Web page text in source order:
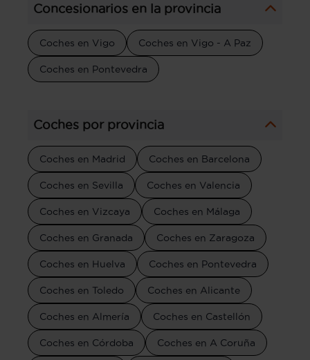
Concesionarios en la provincia
Coches en Vigo Coches en Vigo - A Paz
Coches en Pontevedra
Coches por provincia
Coches en Madrid Coches en Barcelona
Coches en Sevilla Coches en Valencia
Coches en Vizcaya Coches en Málaga
Coches en Granada Coches en Zaragoza
Coches en Huelva Coches en Pontevedra
Coches en Toledo Coches en Alicante
Coches en Almería Coches en Castellón
Coches en Córdoba Coches en A Coruña